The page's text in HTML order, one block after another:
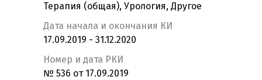
Терапия (общая), Урология, Другое
Дата начала и окончания КИ
17.09.2019 - 31.12.2020
Номер и дата РКИ
№ 536 от 17.09.2019